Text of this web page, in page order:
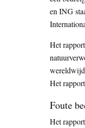
en ING
Het
wereldwijd
Het
Foute
Het